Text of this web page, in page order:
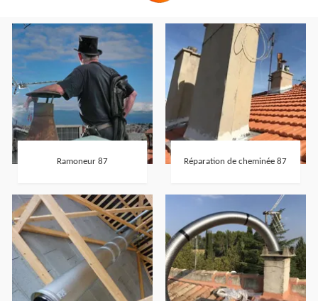
Ramoneur 87 Réparation de cheminée 87